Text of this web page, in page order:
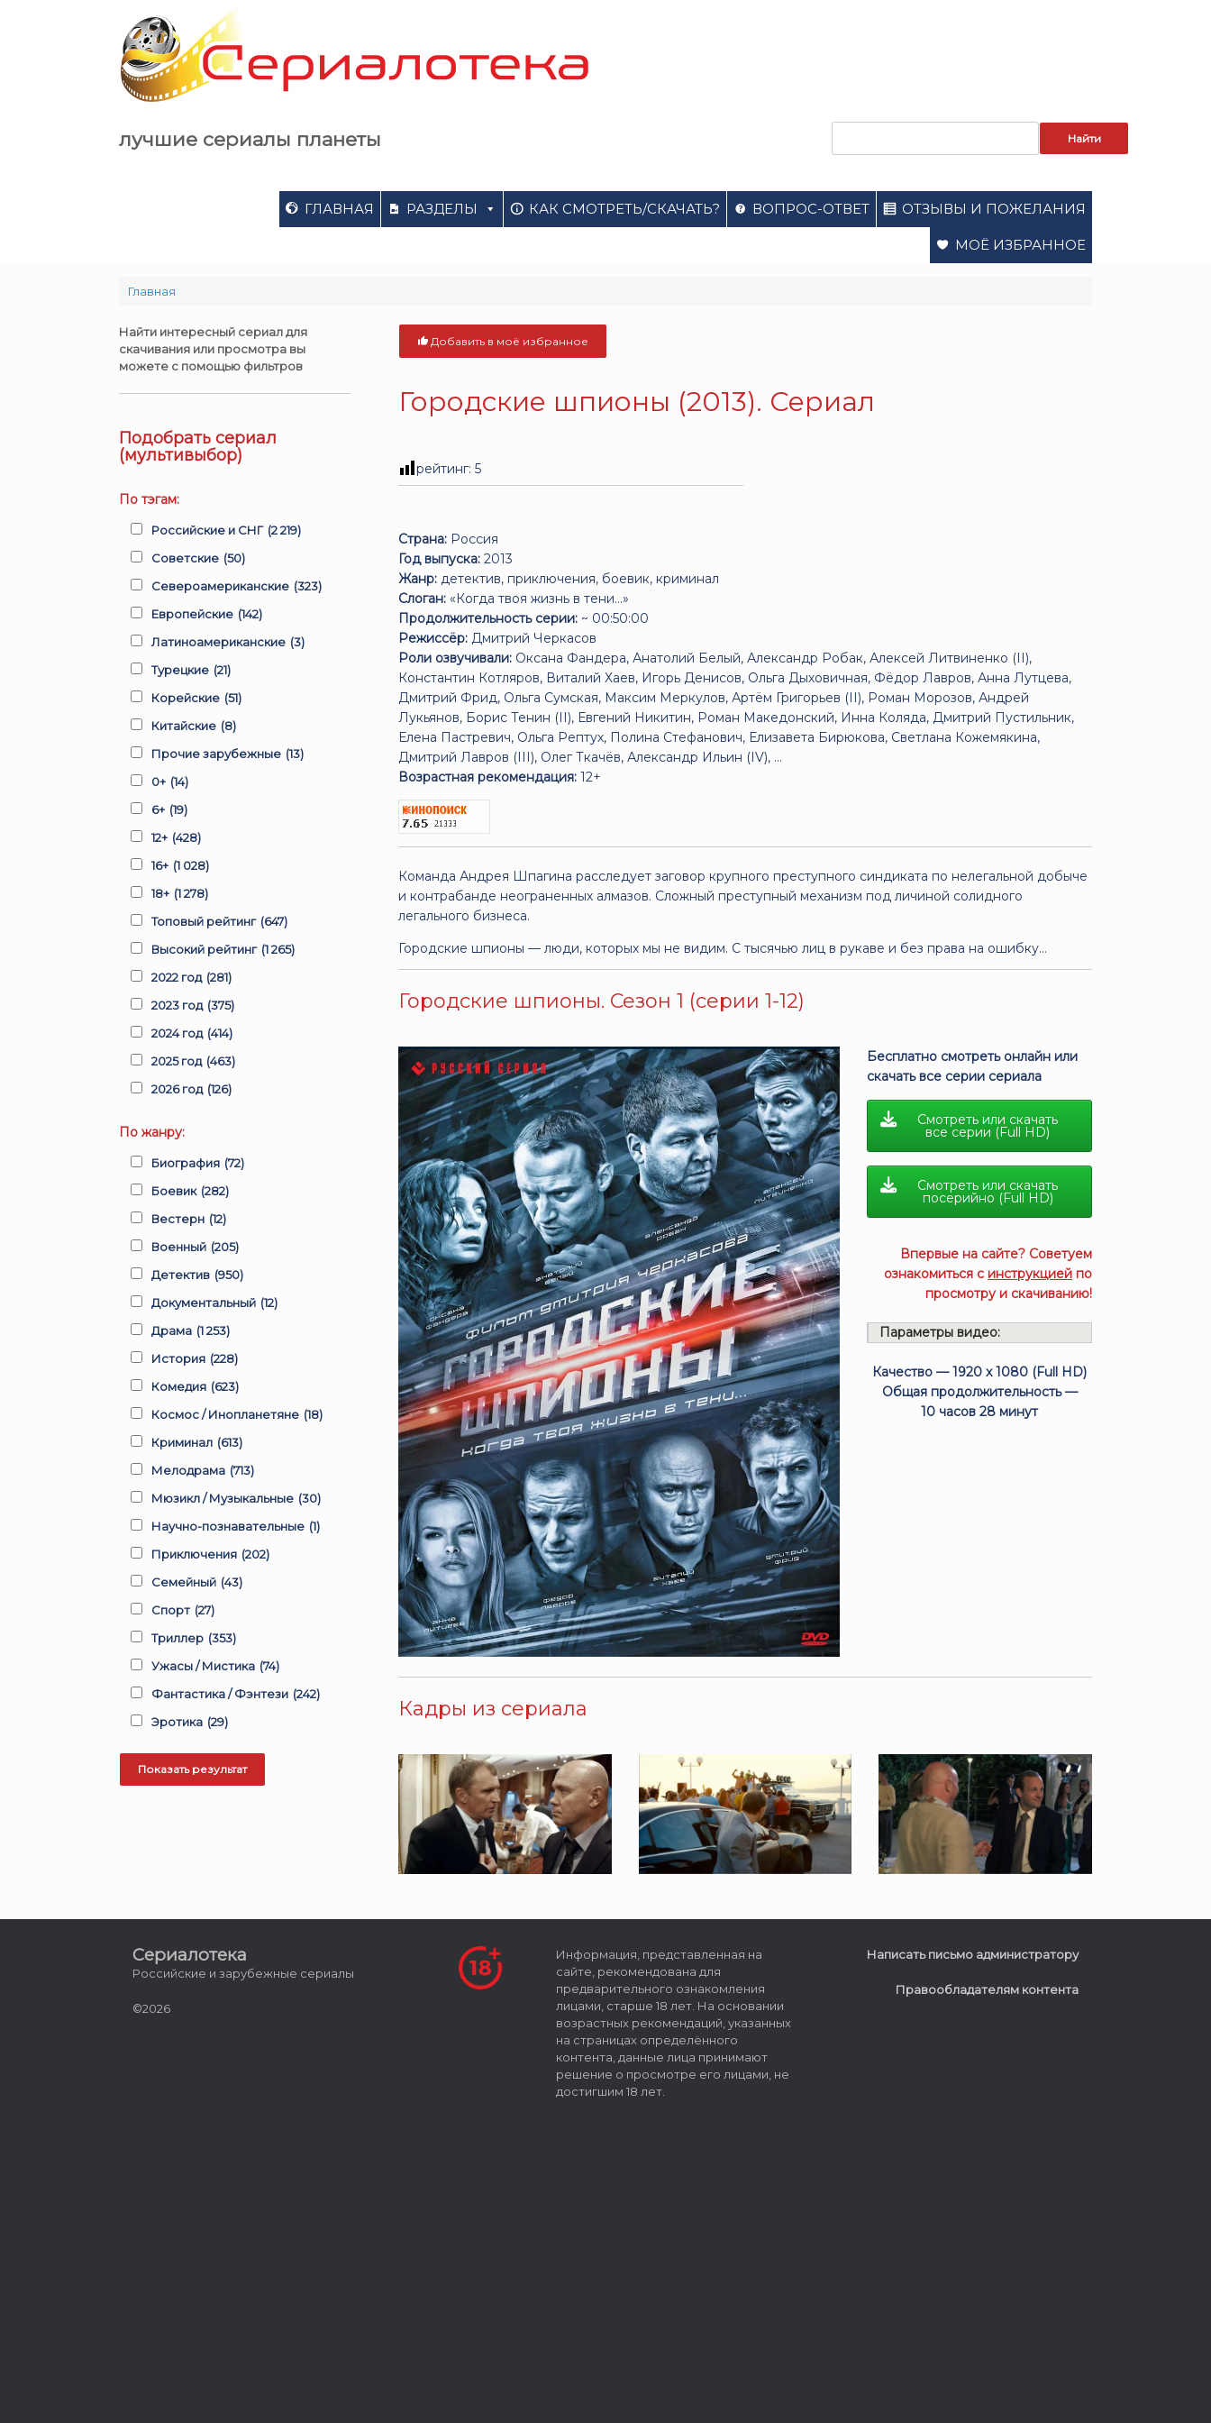
лучшие сериалы планеты
ГЛАВНАЯ РАЗДЕЛЫ КАК СМОТРЕТЬ/СКАЧАТЬ? ВОПРОС-ОТВЕТ ОТЗЫВЫ И ПОЖЕЛАНИЯ
МОЁ ИЗБРАННОЕ
Главная
Добавить в моё избранное
Городские шпионы (2013). Сериал
рейтинг:5
Страна: Россия
Год выпуска: 2013
Жанр: детектив, приключения, боевик, криминал
Слоган: «Когда твоя жизнь в тени...»
Продолжительность серии: ~ 00:50:00
Режиссёр: Дмитрий Черкасов
Роли озвучивали: Оксана Фандера, Анатолий Белый, Александр Робак, Алексей Литвиненко (II),
Константин Котляров, Виталий Хаев, Игорь Денисов, Ольга Дыховичная, Фёдор Лавров, Анна Лутцева,
Дмитрий Фрид, Ольга Сумская, Максим Меркулов, Артём Григорьев (II), Роман Морозов, Андрей
Лукьянов, Борис Тенин (II), Евгений Никитин, Роман Македонский, Инна Коляда, Дмитрий Пустильник,
Елена Пастревич, Ольга Рептух, Полина Стефанович, Елизавета Бирюкова, Светлана Кожемякина,
Дмитрий Лавров (III), Олег Ткачёв, Александр Ильин (IV), ...
Возрастная рекомендация: 12+
Команда Андрея Шпагина расследует заговор крупного преступного синдиката по нелегальной добыче
и контрабанде неограненных алмазов. Сложный преступный механизм под личиной солидного
легального бизнеса.
Городские шпионы — люди, которых мы не видим. С тысячью лиц в рукаве и без права на ошибку…
Городские шпионы. Сезон 1 (серии 1-12)
Бесплатно смотреть онлайн или
скачать все серии сериала
Смотреть или скачать
все серии (Full HD)
Смотреть или скачать
посерийно (Full HD)
Впервые на сайте? Советуем
ознакомиться с инструкцией по
просмотру и скачиванию!
Параметры видео:
Качество — 1920 x 1080 (Full HD)
Общая продолжительность —
10 часов 28 минут
Кадры из сериала
Найти интересный сериал для
скачивания или просмотра вы
можете с помощью фильтров
Подобрать сериал
(мультивыбор)
По тэгам:
Российские и СНГ (2 219)
Советские (50)
Североамериканские (323)
Европейские (142)
Латиноамериканские (3)
Турецкие (21)
Корейские (51)
Китайские (8)
Прочие зарубежные (13)
0+ (14)
6+ (19)
12+ (428)
16+ (1 028)
18+ (1 278)
Топовый рейтинг (647)
Высокий рейтинг (1 265)
2022 год (281)
2023 год (375)
2024 год (414)
2025 год (463)
2026 год (126)
По жанру:
Биография (72)
Боевик (282)
Вестерн (12)
Военный (205)
Детектив (950)
Документальный (12)
Драма (1 253)
История (228)
Комедия (623)
Космос / Инопланетяне (18)
Криминал (613)
Мелодрама (713)
Мюзикл / Музыкальные (30)
Научно-познавательные (1)
Приключения (202)
Семейный (43)
Спорт (27)
Триллер (353)
Ужасы / Мистика (74)
Фантастика / Фэнтези (242)
Эротика (29)
Сериалотека
Российские и зарубежные сериалы
©2026
Информация, представленная на
сайте, рекомендована для
предварительного ознакомления
лицами, старше 18 лет. На основании
возрастных рекомендаций, указанных
на страницах определённого
контента, данные лица принимают
решение о просмотре его лицами, не
достигшим 18 лет.
Написать письмо администратору
Правообладателям контента